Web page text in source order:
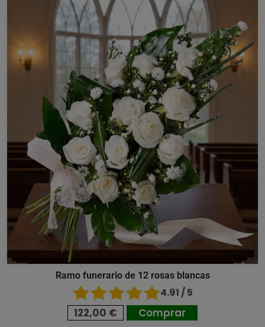
Ramo funerario de 12 rosas blancas
4.91 / 5
122,00 € Comprar